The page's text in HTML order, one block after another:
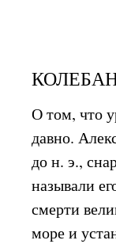
О том, что
давно.
до н. э.,
называли
смерти
море и